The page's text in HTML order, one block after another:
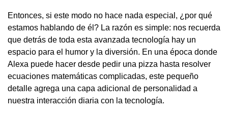
Entonces, si este modo no hace nada especial, ¿por qué
estamos hablando de él? La razón es simple: nos recuerda
que detrás de toda esta avanzada tecnología hay un
espacio para el humor y la diversión. En una época donde
Alexa puede hacer desde pedir una pizza hasta resolver
ecuaciones matemáticas complicadas, este pequeño
detalle agrega una capa adicional de personalidad a
nuestra interacción diaria con la tecnología.